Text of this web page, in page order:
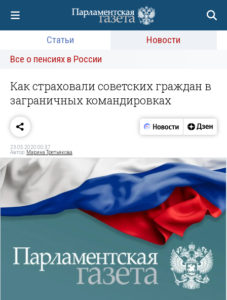
Статьи
Новости
Все о пенсиях в России
Как страховали советских граждан в
заграничных командировках
23.05.2020 00:37
Автор: Марина Третьякова